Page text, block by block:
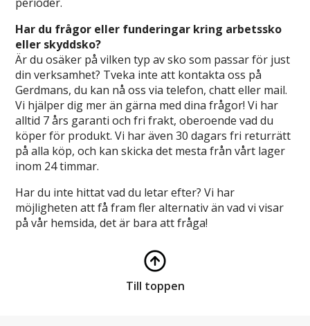
Har du frågor eller funderingar kring arbetssko
eller skyddsko?
Är du osäker på vilken typ av sko som passar för just
din verksamhet? Tveka inte att kontakta oss på
Gerdmans, du kan nå oss via telefon, chatt eller mail.
Vi hjälper dig mer än gärna med dina frågor! Vi har
alltid 7 års garanti och fri frakt, oberoende vad du
köper för produkt. Vi har även 30 dagars fri returrätt
på alla köp, och kan skicka det mesta från vårt lager
inom 24 timmar.
Har du inte hittat vad du letar efter? Vi har
möjligheten att få fram fler alternativ än vad vi visar
på vår hemsida, det är bara att fråga!
Till toppen